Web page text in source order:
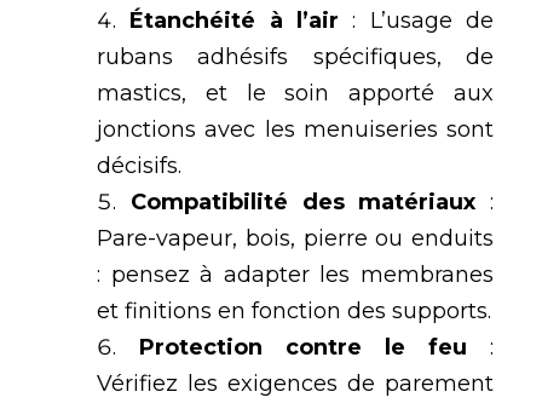
Étanchéité à l’air : L’usage de
rubans adhésifs spécifiques, de
mastics, et le soin apporté aux
jonctions avec les menuiseries sont
décisifs.
Compatibilité des matériaux :
Pare-vapeur, bois, pierre ou enduits
: pensez à adapter les membranes
et finitions en fonction des supports.
Protection contre le feu :
Vérifiez les exigences de parement